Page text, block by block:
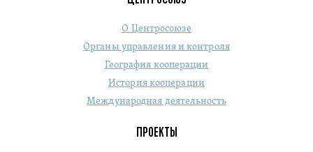
О Центросоюзе
Органы управления и контроля
География кооперации
История кооперации
Международная деятельность
ПРОЕКТЫ